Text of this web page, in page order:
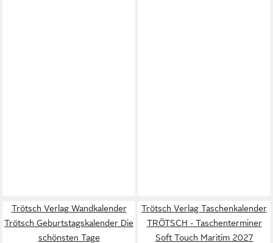
Trötsch Verlag Wandkalender
Trötsch Geburtstagskalender Die
schönsten Tage
Trötsch Verlag Taschenkalender
TRÖTSCH - Taschenterminer
Soft Touch Maritim 2027